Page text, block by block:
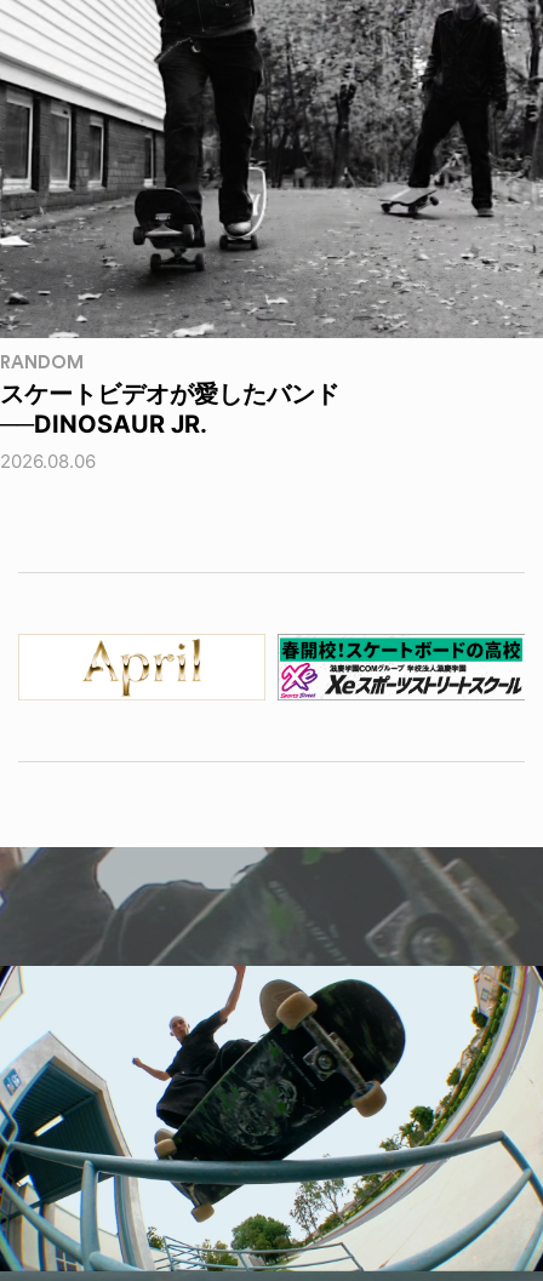
RANDOM
スケートビデオが愛したバンド
──DINOSAUR JR.
2026.08.06